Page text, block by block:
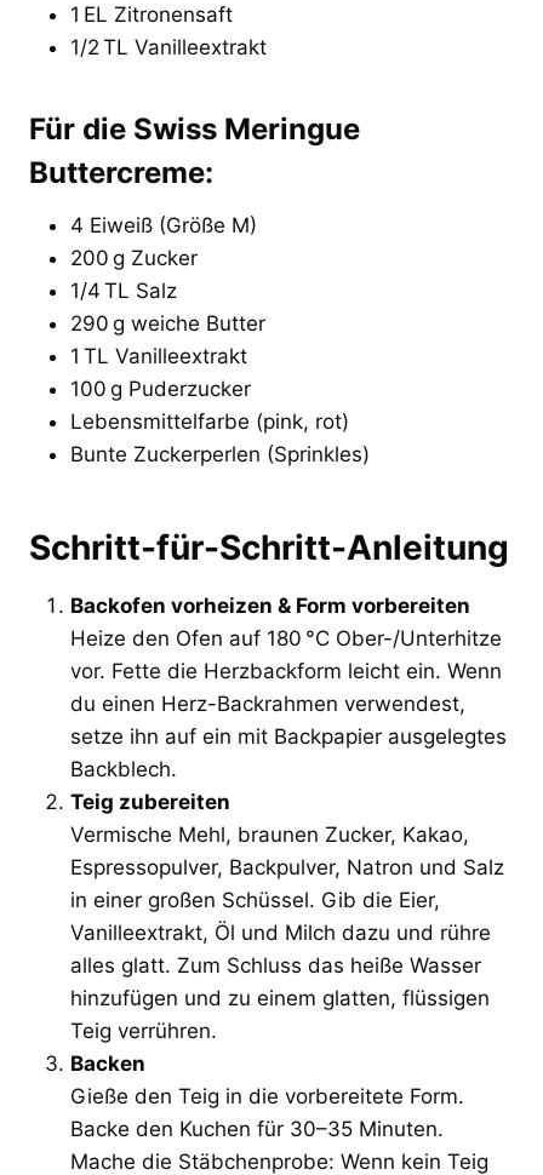
1 EL Zitronensaft
1/2 TL Vanilleextrakt
Für die Swiss Meringue
Buttercreme:
4 Eiweiß (Größe M)
200 g Zucker
1/4 TL Salz
290 g weiche Butter
1 TL Vanilleextrakt
100 g Puderzucker
Lebensmittelfarbe (pink, rot)
Bunte Zuckerperlen (Sprinkles)
Schritt-für-Schritt-Anleitung
Backofen vorheizen & Form vorbereiten
Heize den Ofen auf 180 °C Ober-/Unterhitze
vor. Fette die Herzbackform leicht ein. Wenn
du einen Herz-Backrahmen verwendest,
setze ihn auf ein mit Backpapier ausgelegtes
Backblech.
Teig zubereiten
Vermische Mehl, braunen Zucker, Kakao,
Espressopulver, Backpulver, Natron und Salz
in einer großen Schüssel. Gib die Eier,
Vanilleextrakt, Öl und Milch dazu und rühre
alles glatt. Zum Schluss das heiße Wasser
hinzufügen und zu einem glatten, flüssigen
Teig verrühren.
Backen
Gieße den Teig in die vorbereitete Form.
Backe den Kuchen für 30–35 Minuten.
Mache die Stäbchenprobe: Wenn kein Teig